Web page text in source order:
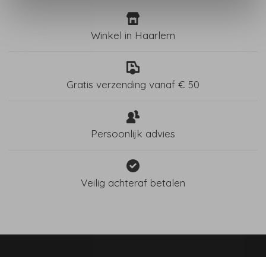
Winkel in Haarlem
Gratis verzending vanaf € 50
Persoonlijk advies
Veilig achteraf betalen